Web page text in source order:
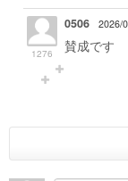
1276
0506 2026/
賛成です